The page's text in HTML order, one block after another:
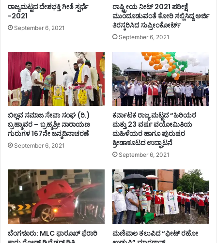
ರಾಜ್ಯಮಟ್ಟದ ದೇಶಭಕ್ತಿ ಗೀತೆ ಸ್ಪರ್ಧೆ
-2021
September 6, 2021
ರಾಷ್ಟ್ರೀಯ ನೀಟ್ 2021 ಪರೀಕ್ಷೆ
ಮುಂದೂಡುವಂತೆ ಕೋರಿ ಸಲ್ಲಿಸಿದ್ದ ಅರ್ಜಿ
ತಿರಸ್ಕರಿಸಿದ ಸುಪ್ರೀಂಕೋರ್ಟ್
September 6, 2021
ಬಿಲ್ಲವ ಸಮಾಜ ಸೇವಾ ಸಂಘ (ರಿ.)
ಬ್ರಹ್ಮಾವರ – ಬ್ರಹ್ಮಶ್ರೀ ನಾರಾಯಣ
ಗುರುಗಳ 167ನೇ ಜನ್ಮದಿನಾಚರಣೆ
September 6, 2021
ಕರ್ನಾಟಕ ರಾಜ್ಯ ಮಟ್ಟದ “ಹಿರಿಯರ
ಮತ್ತು 23 ವರ್ಷ ವಯೋಮಿತಿಯ
ಮಹಿಳೆಯರ ಹಾಗೂ ಪುರುಷರ
ಕ್ರೀಡಾಕೂಟದ ಉದ್ಘಾಟನೆ
September 6, 2021
ಬೆಂಗಳೂರು: MLC ಫಾರೂಖ್ ಫೆರಾರಿ
ಮಣಿಪಾಲ ತಲುಪಿದ “ಫೀಟ್ ರಹೋ